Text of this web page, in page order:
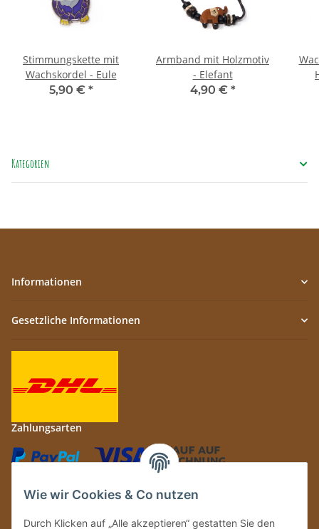
Wie wir Cookies & Co nutzen
Durch Klicken auf „Alle akzeptieren“ gestatten Sie den
Stimmungskette mit
Wachskordel - Eule
5,90 € *
Armband mit Holzmotiv
- Elefant
4,90 € *
Kategorien
Informationen
Gesetzliche Informationen
Zahlungsarten